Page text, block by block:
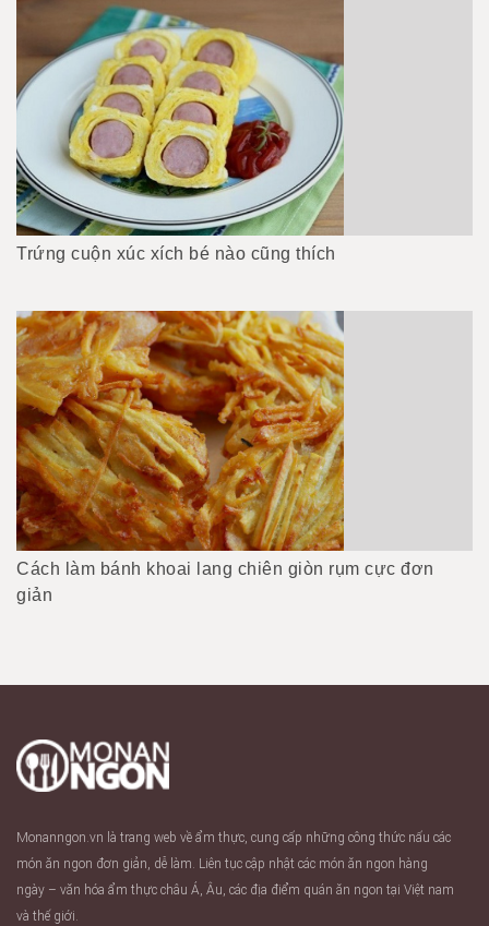
Trứng cuộn xúc xích bé nào cũng thích
Cách làm bánh khoai lang chiên giòn rụm cực đơn
giản
Monanngon.vn là trang web về ẩm thực, cung cấp những công thức nấu các
món ăn ngon đơn giản, dễ làm. Liên tục cập nhật các món ăn ngon hàng
ngày – văn hóa ẩm thực châu Á, Âu, các địa điểm quán ăn ngon tại Việt nam
và thế giới.